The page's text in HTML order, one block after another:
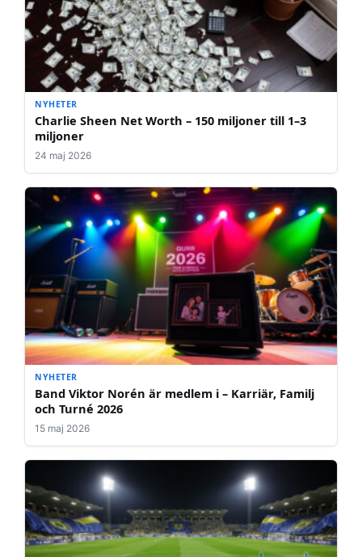
NYHETER
Charlie Sheen Net Worth – 150 miljoner till 1–3
miljoner
24 maj 2026
NYHETER
Band Viktor Norén är medlem i – Karriär, Familj
och Turné 2026
15 maj 2026